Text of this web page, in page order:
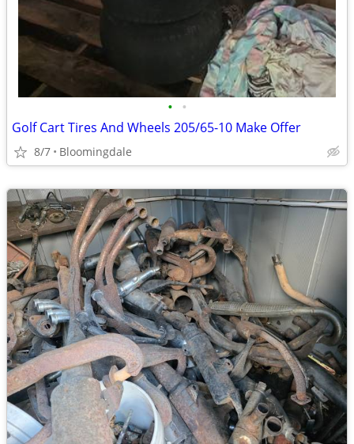
• •
Golf Cart Tires And Wheels 205/65-10 Make Offer
8/7 Bloomingdale